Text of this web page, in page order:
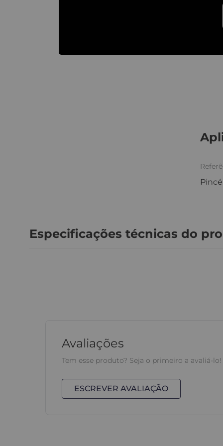
Especificações técnicas do
Avaliações
Tem esse produto? Seja o primeiro a avaliá-lo!
ESCREVER AVALIAÇÃO